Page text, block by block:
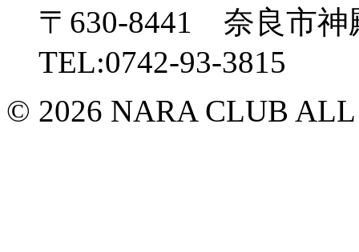
〒630-8441 奈良市
TEL:0742-93-3815
© 2026 NARA CLUB ALL